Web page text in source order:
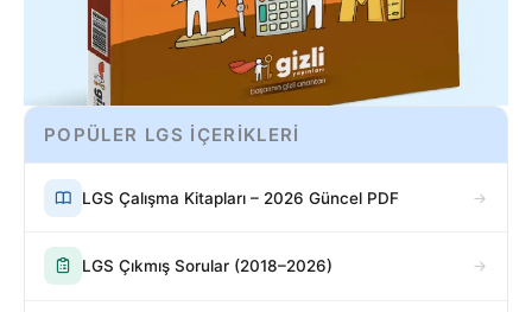
POPÜLER LGS İÇERİKLERİ
LGS Çalışma Kitapları – 2026 Güncel PDF
LGS Çıkmış Sorular (2018–2026)